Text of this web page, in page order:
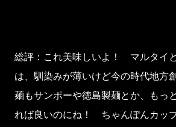
総評：これ美味しいよ！ マルタイ
は、馴染みが薄いけど今の時代地
麺もサンポーや徳島製麺とか、もっ
れば良いのにね！ ちゃんぽんカッ